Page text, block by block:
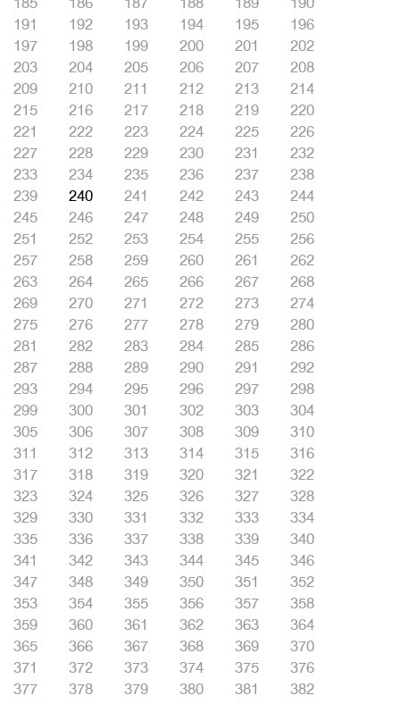
191
192 193 194 195
196
197
198 199 200 201
202
203
204 205 206 207
208
209
210 211 212 213
214
215
216 217 218 219
220
221
222 223 224 225
226
227
228 229 230 231
232
233
234 235 236 237
238
239
240 241 242 243
244
245
246 247 248 249
250
251
252 253 254 255
256
257
258 259 260 261
262
263
264 265 266 267
268
269
270 271 272 273
274
275
276 277 278 279
280
281
282 283 284 285
286
287
288 289 290 291
292
293
294 295 296 297
298
299
300 301 302 303
304
305
306 307 308 309
310
311
312 313 314 315
316
317
318 319 320 321
322
323
324 325 326 327
328
329
330 331 332 333
334
335
336 337 338 339
340
341
342 343 344 345
346
347
348 349 350 351
352
353
354 355 356 357
358
359
360 361 362 363
364
365
366 367 368 369
370
371
372 373 374 375
376
377
378 379 380 381
382